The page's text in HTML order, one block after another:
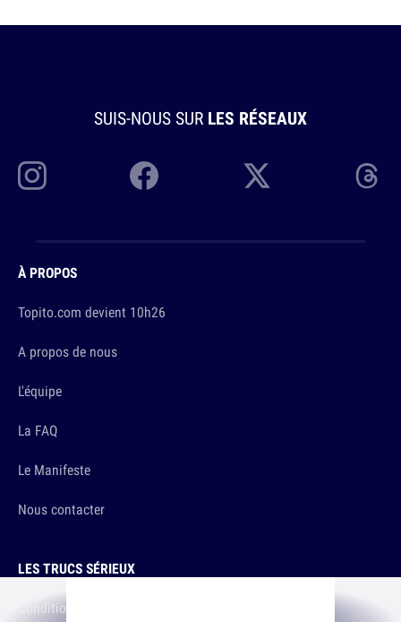
SUIS-NOUS SUR LES RÉSEAUX
À PROPOS
Topito.com devient 10h26
A propos de nous
L'équipe
La FAQ
Le Manifeste
Nous contacter
LES TRUCS SÉRIEUX
Conditions d'utilisation